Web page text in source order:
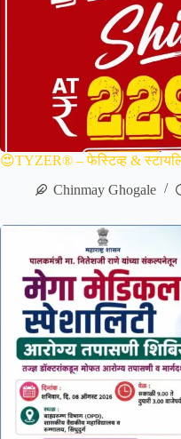
😍TYZER® – फेस्टिव्ह &
Chinmay Ghogale